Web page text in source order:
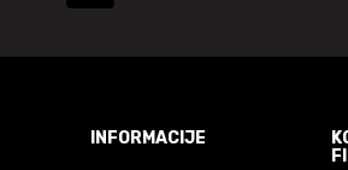
INFORMACIJE